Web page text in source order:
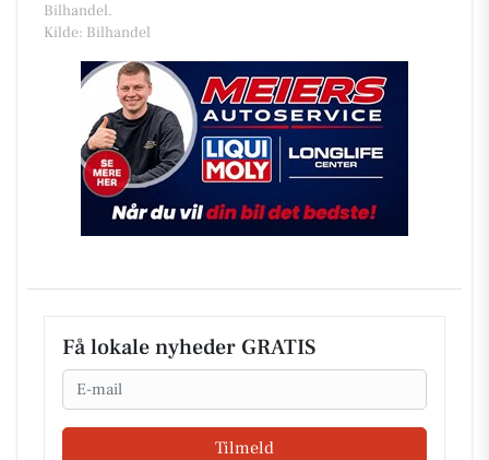
Bilhandel.
Kilde: Bilhandel
Få lokale nyheder GRATIS
Email
Tilmeld